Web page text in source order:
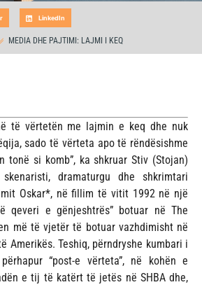
MEDIA DHE PAJTIMI: LAJMI I KEQ
LinkedIn
të vërtetën me lajmin e keq dhe nuk
sado të vërteta apo të rëndësishme
tonë si komb”, ka shkruar Stiv (Stojan)
dramaturgu dhe shkrimtari
Oskar*, në fillim të vitit 1992 në një
qeveri e gënjeshtrës” botuar në The
më të vjetër të botuar vazhdimisht në
Amerikës. Teshiq, përndryshe kumbari i
“post-e vërteta”, në kohën e
e tij të katërt të jetës në SHBA dhe,